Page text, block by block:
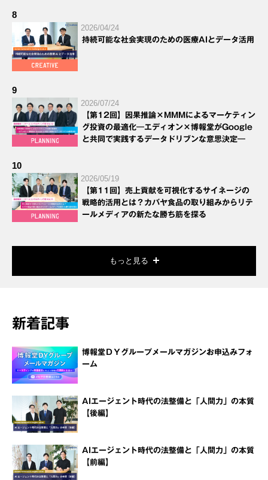
8
2026/04/24
持続可能な社会実現のための医療AIとデータ活用
9
2026/07/24
【第12回】因果推論×MMMによるマーケティン
グ投資の最適化―エディオン×博報堂がGoogle
と共同で実践するデータドリブンな意思決定―
10
2026/05/19
【第11回】売上貢献を可視化するサイネージの
戦略的活用とは？カバヤ食品の取り組みからリテ
ールメディアの新たな勝ち筋を探る
もっと見る
新着記事
博報堂ＤＹグループメールマガジンお申込みフォ
ーム
AIエージェント時代の法整備と「人間力」の本質
【後編】
AIエージェント時代の法整備と「人間力」の本質
【前編】